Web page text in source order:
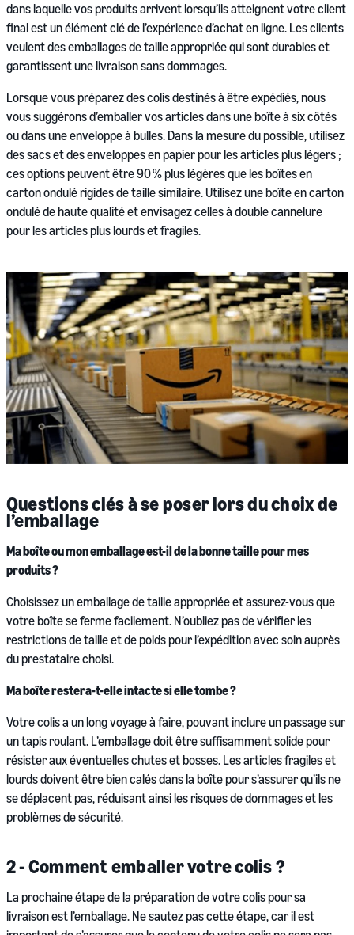
dans laquelle vos produits arrivent lorsqu’ils atteignent votre client
final est un élément clé de l’expérience d’achat en ligne. Les clients
veulent des emballages de taille appropriée qui sont durables et
garantissent une livraison sans dommages.
Lorsque vous préparez des colis destinés à être expédiés, nous
vous suggérons d’emballer vos articles dans une boîte à six côtés
ou dans une enveloppe à bulles. Dans la mesure du possible, utilisez
des sacs et des enveloppes en papier pour les articles plus légers ;
ces options peuvent être 90 % plus légères que les boîtes en
carton ondulé rigides de taille similaire. Utilisez une boîte en carton
ondulé de haute qualité et envisagez celles à double cannelure
pour les articles plus lourds et fragiles.
Questions clés à se poser lors du choix de
l’emballage
Ma boîte ou mon emballage est-il de la bonne taille pour mes
produits ?
Choisissez un emballage de taille appropriée et assurez-vous que
votre boîte se ferme facilement. N’oubliez pas de vérifier les
restrictions de taille et de poids pour l’expédition avec soin auprès
du prestataire choisi.
Ma boîte restera-t-elle intacte si elle tombe ?
Votre colis a un long voyage à faire, pouvant inclure un passage sur
un tapis roulant. L’emballage doit être suffisamment solide pour
résister aux éventuelles chutes et bosses. Les articles fragiles et
lourds doivent être bien calés dans la boîte pour s’assurer qu’ils ne
se déplacent pas, réduisant ainsi les risques de dommages et les
problèmes de sécurité.
2 - Comment emballer votre colis ?
La prochaine étape de la préparation de votre colis pour sa
livraison est l’emballage. Ne sautez pas cette étape, car il est